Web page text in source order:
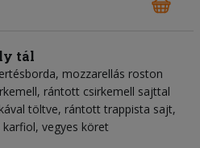
tál
mozzarellás roston
rántott csirkemell sajttal
töltve, rántott trappista sajt,
vegyes köret